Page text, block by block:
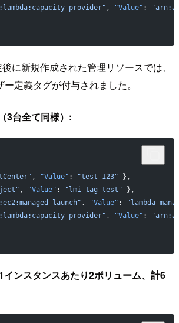
provider" , "Value" :
に新規作成された管理リソースでは、
定義タグが付与されました。
3台全て同様）:
, "Value" : "test-123" },
, "Value" : "lmi-tag-test" },
launch" , "Value" :
"lambda-
provider" , "Value" :
ンスタンスあたり2ボリューム、計6